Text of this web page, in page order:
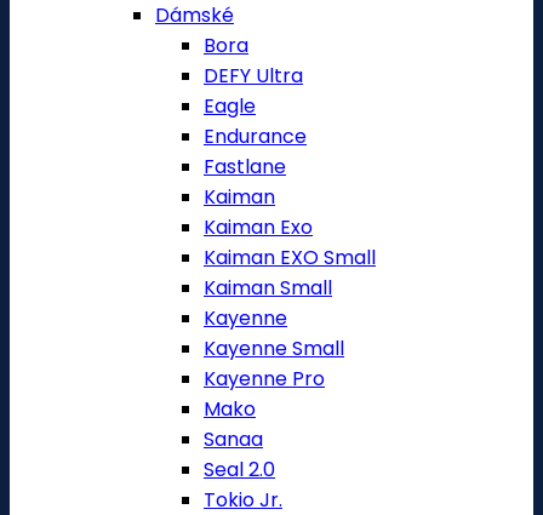
Dámské
Bora
DEFY Ultra
Eagle
Endurance
Fastlane
Kaiman
Kaiman Exo
Kaiman EXO Small
Kaiman Small
Kayenne
Kayenne Small
Kayenne Pro
Mako
Sanaa
Seal 2.0
Tokio Jr.